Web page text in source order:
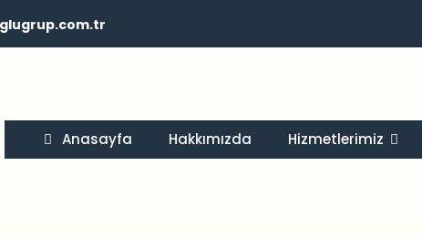
Anasayfa Hakkımızda Hizmetlerimiz